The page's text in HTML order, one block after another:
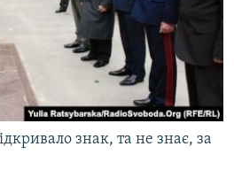
знак, та не знає, за